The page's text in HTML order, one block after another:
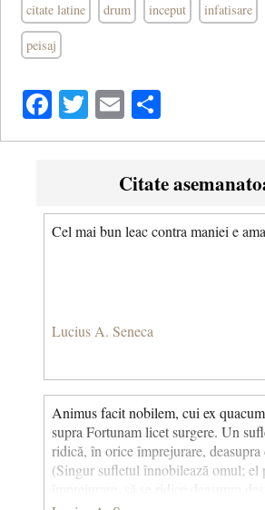
citate latine drum inceput infatisare
peisaj
Facebook
Twitter
Email
Citate
Cel mai bun leac contra maniei e
Lucius A. Seneca
Animus facit nobilem, cui ex
supra Fortunam licet surgere. Un
ridică, în orice împrejurare,
(Singur sufletul înnobilează omul; el